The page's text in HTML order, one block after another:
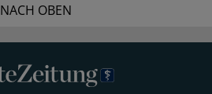
NACH OBEN